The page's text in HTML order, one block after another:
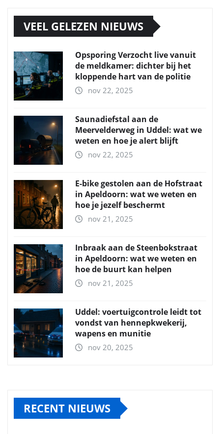
VEEL GELEZEN NIEUWS
Opsporing Verzocht live vanuit
de meldkamer: dichter bij het
kloppende hart van de politie
nov 22, 2025
Saunadiefstal aan de
Meervelderweg in Uddel: wat we
weten en hoe je alert blijft
nov 22, 2025
E-bike gestolen aan de Hofstraat
in Apeldoorn: wat we weten en
hoe je jezelf beschermt
nov 21, 2025
Inbraak aan de Steenbokstraat
in Apeldoorn: wat we weten en
hoe de buurt kan helpen
nov 21, 2025
Uddel: voertuigcontrole leidt tot
vondst van hennepkwekerij,
wapens en munitie
nov 20, 2025
RECENT NIEUWS